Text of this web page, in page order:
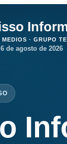
MEDIOS · GRUPO
de agosto de 2026